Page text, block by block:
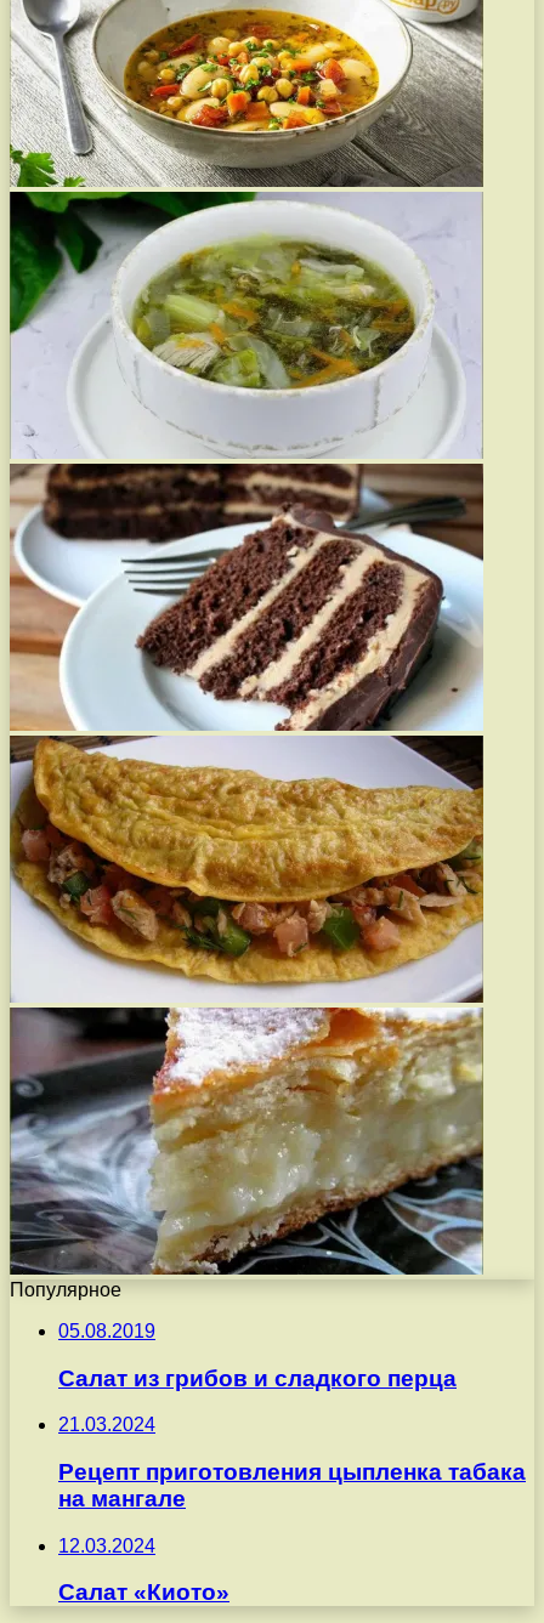
Популярное
05.08.2019
Салат из грибов и сладкого перца
21.03.2024
Рецепт приготовления цыпленка табака
на мангале
12.03.2024
Салат «Киото»